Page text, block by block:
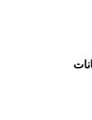
الكويت
قطر